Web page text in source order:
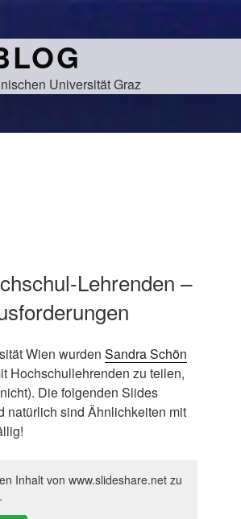
Universität Graz
Lehrenden –
Wien wurden Sandra Schön
Hochschullehrenden zu teilen,
Die folgenden Slides
natürlich sind Ähnlichkeiten mit
Inhalt von www.slideshare.net zu